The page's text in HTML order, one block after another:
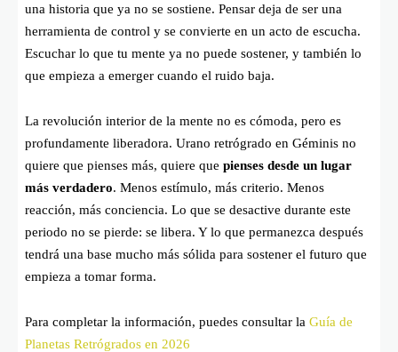
una historia que ya no se sostiene. Pensar deja de ser una
herramienta de control y se convierte en un acto de escucha.
Escuchar lo que tu mente ya no puede sostener, y también lo
que empieza a emerger cuando el ruido baja.
La revolución interior de la mente no es cómoda, pero es
profundamente liberadora. Urano retrógrado en Géminis no
quiere que pienses más, quiere que pienses desde un lugar
más verdadero. Menos estímulo, más criterio. Menos
reacción, más conciencia. Lo que se desactive durante este
periodo no se pierde: se libera. Y lo que permanezca después
tendrá una base mucho más sólida para sostener el futuro que
empieza a tomar forma.
Para completar la información, puedes consultar la Guía de
Planetas Retrógrados en 2026